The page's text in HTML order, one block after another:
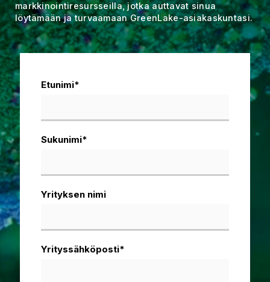
markkinointiresursseilla, jotka auttavat sinua
löytämään ja turvaamaan GreenLake-asiakaskuntasi.
Etunimi*
Sukunimi*
Yrityksen nimi
Yrityssähköposti*